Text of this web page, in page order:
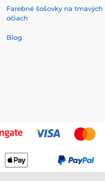
Farebné šošovky na tmavých
očiach
Blog